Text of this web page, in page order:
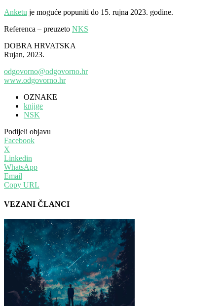
Anketu je moguće popuniti do 15. rujna 2023. godine.
Referenca – preuzeto NKS
DOBRA HRVATSKA
Rujan, 2023.
odgovorno@odgovorno.hr
www.odgovorno.hr
OZNAKE
knjige
NSK
Podijeli objavu
Facebook
X
Linkedin
WhatsApp
Email
Copy URL
VEZANI ČLANCI